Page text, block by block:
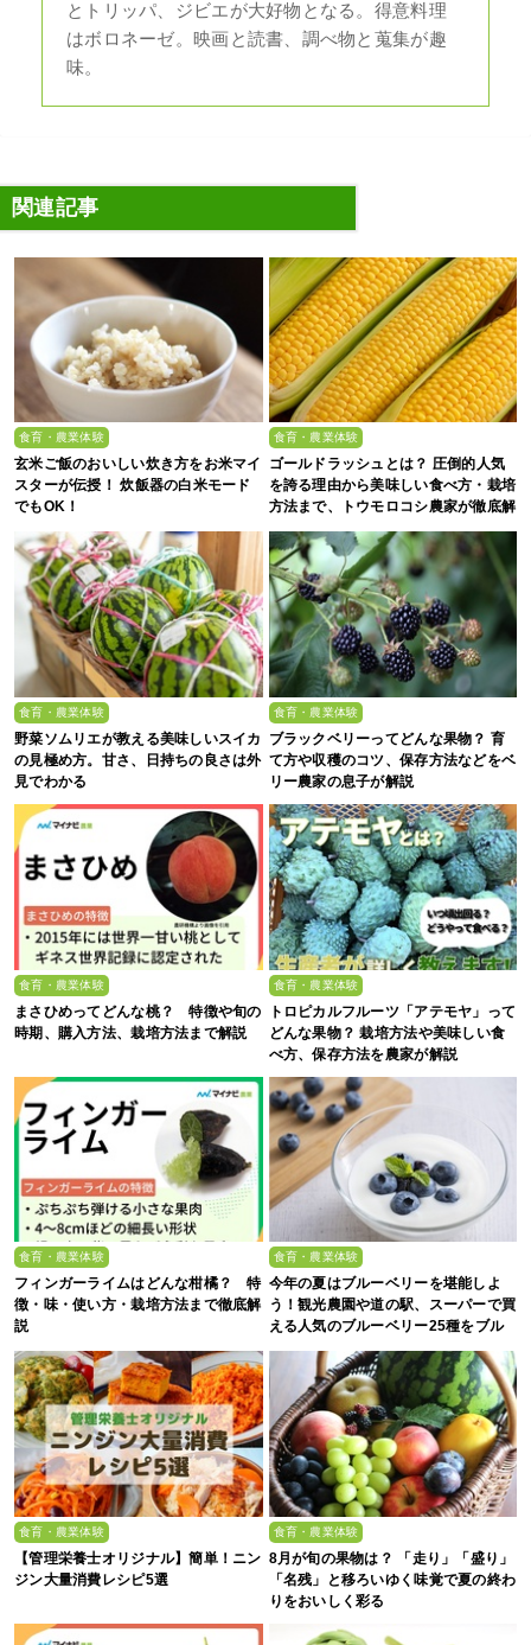
とトリッパ、ジビエが大好物となる。得意料理
はボロネーゼ。映画と読書、調べ物と蒐集が趣
味。
関連記事
食育・農業体験
玄米ご飯のおいしい炊き方をお米マイ
スターが伝授！ 炊飯器の白米モード
でもOK！
食育・農業体験
ゴールドラッシュとは？ 圧倒的人気
を誇る理由から美味しい食べ方・栽培
方法まで、トウモロコシ農家が徹底解
説
食育・農業体験
野菜ソムリエが教える美味しいスイカ
の見極め方。甘さ、日持ちの良さは外
見でわかる
食育・農業体験
ブラックベリーってどんな果物？ 育
て方や収穫のコツ、保存方法などをベ
リー農家の息子が解説
食育・農業体験
まさひめってどんな桃？ 特徴や旬の
時期、購入方法、栽培方法まで解説
食育・農業体験
トロピカルフルーツ「アテモヤ」って
どんな果物？ 栽培方法や美味しい食
べ方、保存方法を農家が解説
食育・農業体験
フィンガーライムはどんな柑橘？ 特
徴・味・使い方・栽培方法まで徹底解
説
食育・農業体験
今年の夏はブルーベリーを堪能しよ
う！観光農園や道の駅、スーパーで買
える人気のブルーベリー25種をブル
ーベリー農家の息子が解説
食育・農業体験
【管理栄養士オリジナル】簡単！ニン
ジン大量消費レシピ5選
食育・農業体験
8月が旬の果物は？ 「走り」「盛り」
「名残」と移ろいゆく味覚で夏の終わ
りをおいしく彩る